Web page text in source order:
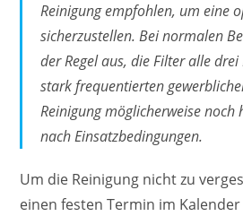
Reinigung empfohlen, um eine
sicherzustellen. Bei normalen
der Regel aus, die Filter alle
stark frequentierten
Reinigung möglicherweise noch
nach Einsatzbedingungen.
Um die Reinigung nicht zu
einen festen Termin im